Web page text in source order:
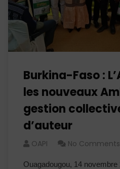
Burkina-Faso :
les nouveaux
gestion
d’auteur
OAPI No Comments
Ouagadougou, 14 novembre